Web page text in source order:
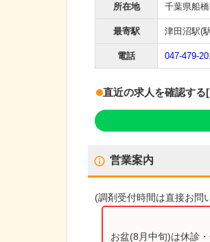
所在地 千葉県船
最寄駅 津田沼駅(
電話 047-479-
直近の求人を確認する
営業案内
(調剤受付時間は直接お問
お盆(8月中旬)は休診